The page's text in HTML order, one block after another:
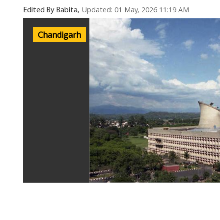
Edited By Babita, Updated: 01 May, 2026 11:19 AM
Chandigarh